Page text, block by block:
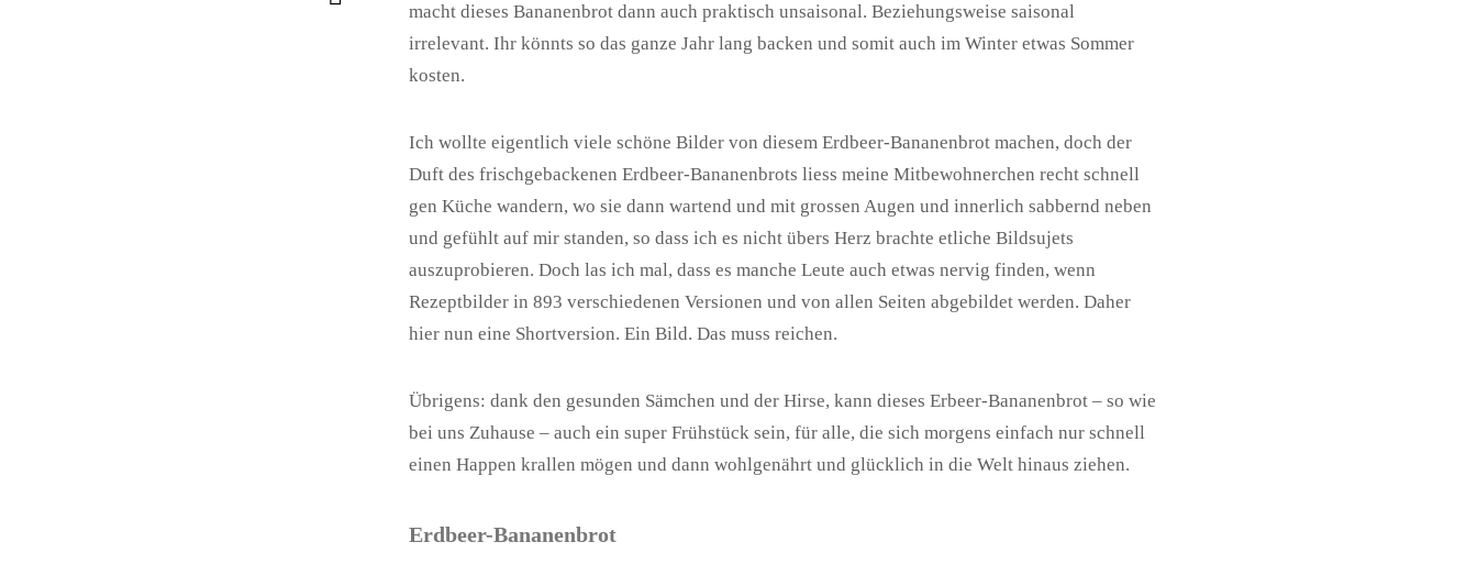
macht dieses Bananenbrot dann auch praktisch unsaisonal. Beziehungsweise saisonal
irrelevant. Ihr könnts so das ganze Jahr lang backen und somit auch im Winter etwas Sommer
kosten.
Ich wollte eigentlich viele schöne Bilder von diesem Erdbeer-Bananenbrot machen, doch der
Duft des frischgebackenen Erdbeer-Bananenbrots liess meine Mitbewohnerchen recht schnell
gen Küche wandern, wo sie dann wartend und mit grossen Augen und innerlich sabbernd neben
und gefühlt auf mir standen, so dass ich es nicht übers Herz brachte etliche Bildsujets
auszuprobieren. Doch las ich mal, dass es manche Leute auch etwas nervig finden, wenn
Rezeptbilder in 893 verschiedenen Versionen und von allen Seiten abgebildet werden. Daher
hier nun eine Shortversion. Ein Bild. Das muss reichen.
Übrigens: dank den gesunden Sämchen und der Hirse, kann dieses Erbeer-Bananenbrot – so wie
bei uns Zuhause – auch ein super Frühstück sein, für alle, die sich morgens einfach nur schnell
einen Happen krallen mögen und dann wohlgenährt und glücklich in die Welt hinaus ziehen.
Erdbeer-Bananenbrot